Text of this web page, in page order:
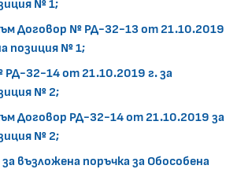
№ 1;
Договор № РД-32-13 от 21.10.2019
позиция № 1;
32-14 от 21.10.2019 г. за
№ 2;
Договор РД-32-14 от 21.10.2019 за
№ 2;
възложена поръчка за Обособена